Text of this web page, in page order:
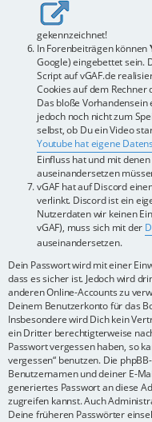
gekennzeichnet!
In Forenbeiträgen können
Google) eingebettet sein.
Script auf vGAF.de
Cookies auf dem
Das bloße
jedoch noch nicht zum
selbst, ob Du ein Video
Youtube hat eigene
Einfluss hat und mit
auseinandersetzen
vGAF hat auf Discord
verlinkt. Discord ist ein
Nutzerdaten wir keinen
vGAF), muss sich mit der
auseinandersetzen.
Dein Passwort wird mit einer
dass es sicher ist. Jedoch wird
anderen Online-Accounts zu
Deinem Benutzerkonto für das
Insbesondere wird Dich kein
ein Dritter berechtigterweise
Passwort vergessen haben, so
vergessen“ benutzen. Die
Benutzernamen und deiner E-
generiertes Passwort an diese
zugreifen kannst. Auch
Deine früheren Passwörter